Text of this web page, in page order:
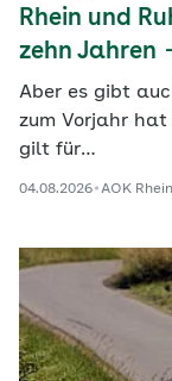
Rhein und
zehn Jahren
Aber es gibt
zum Vorjahr
gilt für…
04.08.2026 AOK